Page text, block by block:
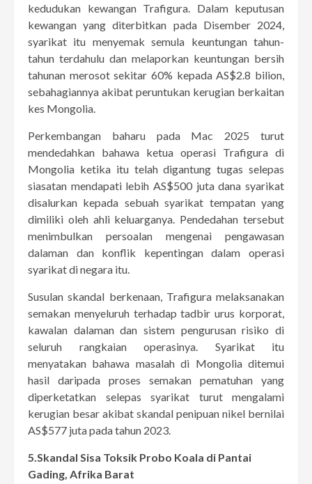
kedudukan kewangan Trafigura. Dalam keputusan
kewangan yang diterbitkan pada Disember 2024,
syarikat itu menyemak semula keuntungan tahun-
tahun terdahulu dan melaporkan keuntungan bersih
tahunan merosot sekitar 60% kepada AS$2.8 bilion,
sebahagiannya akibat peruntukan kerugian berkaitan
kes Mongolia.
Perkembangan baharu pada Mac 2025 turut
mendedahkan bahawa ketua operasi Trafigura di
Mongolia ketika itu telah digantung tugas selepas
siasatan mendapati lebih AS$500 juta dana syarikat
disalurkan kepada sebuah syarikat tempatan yang
dimiliki oleh ahli keluarganya. Pendedahan tersebut
menimbulkan persoalan mengenai pengawasan
dalaman dan konflik kepentingan dalam operasi
syarikat di negara itu.
Susulan skandal berkenaan, Trafigura melaksanakan
semakan menyeluruh terhadap tadbir urus korporat,
kawalan dalaman dan sistem pengurusan risiko di
seluruh rangkaian operasinya. Syarikat itu
menyatakan bahawa masalah di Mongolia ditemui
hasil daripada proses semakan pematuhan yang
diperketatkan selepas syarikat turut mengalami
kerugian besar akibat skandal penipuan nikel bernilai
AS$577 juta pada tahun 2023.
5.Skandal Sisa Toksik Probo Koala di Pantai
Gading, Afrika Barat